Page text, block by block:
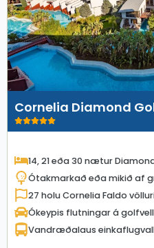
Cornelia Diamond
14, 21 eða 30 nætur
Ótakmarkað eða mikið af
27 holu Cornelia Faldo
Ókeypis flutningar á
Vandræðalaus